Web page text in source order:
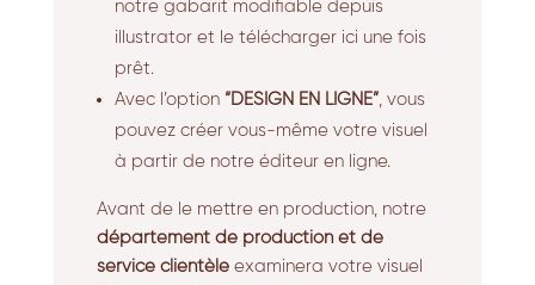
notre gabarit modifiable depuis
illustrator et le télécharger ici une fois
prêt.
Avec l’option “DESIGN EN LIGNE”, vous
pouvez créer vous-même votre visuel
à partir de notre éditeur en ligne.
Avant de le mettre en production, notre
département de production et de
service clientèleexaminera votre visuel